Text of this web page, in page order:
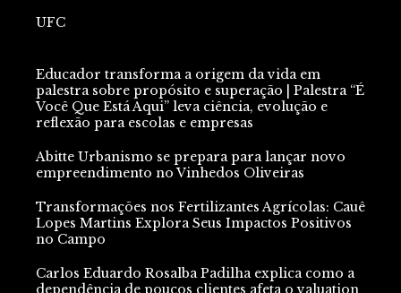
UFC
Educador transforma a origem da vida em
palestra sobre propósito e superação | Palestra “É
Você Que Está Aqui” leva ciência, evolução e
reflexão para escolas e empresas
Abitte Urbanismo se prepara para lançar novo
empreendimento no Vinhedos Oliveiras
Transformações nos Fertilizantes Agrícolas: Cauê
Lopes Martins Explora Seus Impactos Positivos
no Campo
Carlos Eduardo Rosalba Padilha explica como a
dependência de poucos clientes afeta o valuation